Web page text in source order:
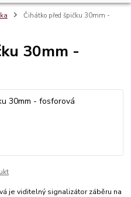
Čihátko před špičku 30mm -
30mm -
je viditelný signalizátor záběru na